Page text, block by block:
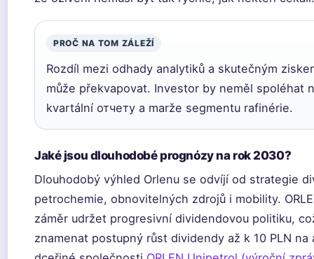
PROČ NA TOM ZÁLEŽÍ
Rozdíl mezi odhady analytiků a skutečným
může překvapovat. Investor by neměl spoléhat
kvartální отчетy a marže segmentu rafinérie.
Jaké jsou dlouhodobé prognózy na rok 2030?
Dlouhodobý výhled Orlenu se odvíjí od strategie
petrochemie, obnovitelných zdrojů i mobility.
záměr udržet progresivní dividendovou politiku,
znamenat postupný růst dividendy až k 10 PLN